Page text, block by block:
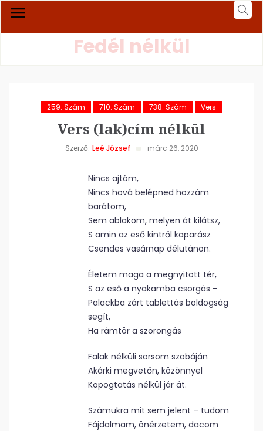
Fedél nélkül
259. Szám 710. Szám 738. Szám Vers
Vers (lak)cím nélkül
Szerző: Leé József márc 26, 2020
Nincs ajtóm,
Nincs hová belépned hozzám
barátom,
Sem ablakom, melyen át kilátsz,
S amin az eső kintről kaparász
Csendes vasárnap délutánon.
Életem maga a megnyitott tér,
S az eső a nyakamba csorgás –
Palackba zárt tablettás boldogság
segít,
Ha rámtör a szorongás
Falak nélküli sorsom szobáján
Akárki megvetőn, közönnyel
Kopogtatás nélkül jár át.
Számukra mit sem jelent – tudom
Fájdalmam, önérzetem, dacom